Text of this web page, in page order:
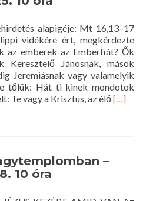
alapigéje: Mt 16,13–17
vidékére ért, megkérdezte
az emberek az Emberfiát? Ők
Keresztelő Jánosnak, mások
Jeremiásnak vagy valamelyik
tőlük: Hát ti kinek mondotok
Te vagy a Krisztus, az élőRead
[…]
–
10 óra